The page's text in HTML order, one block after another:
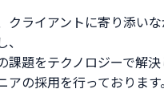
クライアントに寄り添い
課題をテクノロジーで解
アの採用を行っております。